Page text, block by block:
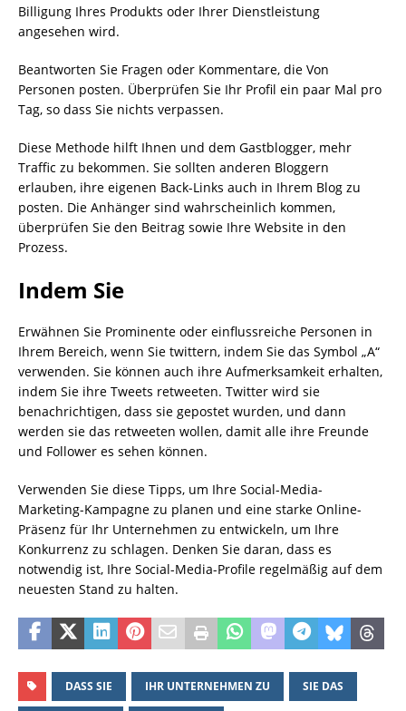
Billigung Ihres Produkts oder Ihrer Dienstleistung
angesehen wird.
Beantworten Sie Fragen oder Kommentare, die Von
Personen posten. Überprüfen Sie Ihr Profil ein paar Mal pro
Tag, so dass Sie nichts verpassen.
Diese Methode hilft Ihnen und dem Gastblogger, mehr
Traffic zu bekommen. Sie sollten anderen Bloggern
erlauben, ihre eigenen Back-Links auch in Ihrem Blog zu
posten. Die Anhänger sind wahrscheinlich kommen,
überprüfen Sie den Beitrag sowie Ihre Website in den
Prozess.
Indem Sie
Erwähnen Sie Prominente oder einflussreiche Personen in
Ihrem Bereich, wenn Sie twittern, indem Sie das Symbol „A“
verwenden. Sie können auch ihre Aufmerksamkeit erhalten,
indem Sie ihre Tweets retweeten. Twitter wird sie
benachrichtigen, dass sie gepostet wurden, und dann
werden sie das retweeten wollen, damit alle ihre Freunde
und Follower es sehen können.
Verwenden Sie diese Tipps, um Ihre Social-Media-
Marketing-Kampagne zu planen und eine starke Online-
Präsenz für Ihr Unternehmen zu entwickeln, um Ihre
Konkurrenz zu schlagen. Denken Sie daran, dass es
notwendig ist, Ihre Social-Media-Profile regelmäßig auf dem
neuesten Stand zu halten.
DASS SIE IHR UNTERNEHMEN ZU SIE DAS